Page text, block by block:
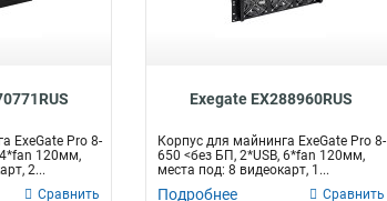
ExeGate Pro 8-
4*fan 120мм,
2...
Сравнить
Exegate EX288960RUS
Корпус для майнинга ExeGate Pro 8-
650 <без БП, 2*USB, 6*fan 120мм,
места под: 8 видеокарт, 1...
Подробнее Сравнить